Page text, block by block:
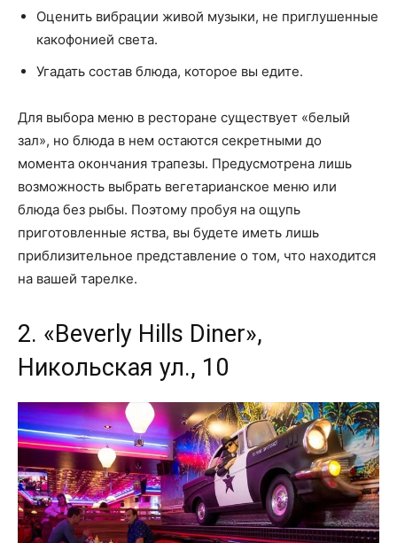
Оценить вибрации живой музыки, не приглушенные
какофонией света.
Угадать состав блюда, которое вы едите.
Для выбора меню в ресторане существует «белый
зал», но блюда в нем остаются секретными до
момента окончания трапезы. Предусмотрена лишь
возможность выбрать вегетарианское меню или
блюда без рыбы. Поэтому пробуя на ощупь
приготовленные яства, вы будете иметь лишь
приблизительное представление о том, что находится
на вашей тарелке.
2. «Beverly Hills Diner»,
Никольская ул., 10